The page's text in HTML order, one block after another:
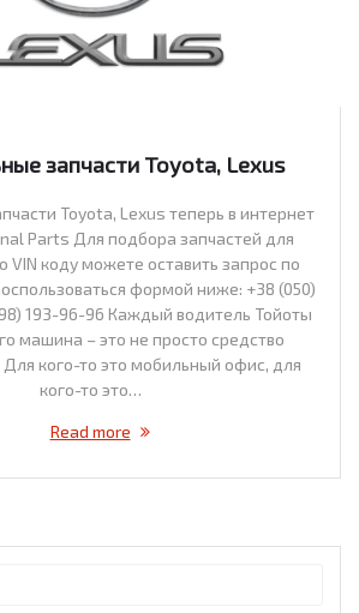
запчасти Toyota, Lexus
Toyota, Lexus теперь в интернет
Parts Для подбора запчастей для
VIN коду можете оставить запрос по
формой ниже: +38 (050)
193-96-96 Каждый водитель Тойоты
машина – это не просто средство
кого-то это мобильный офис, для
кого-то это…
Read more